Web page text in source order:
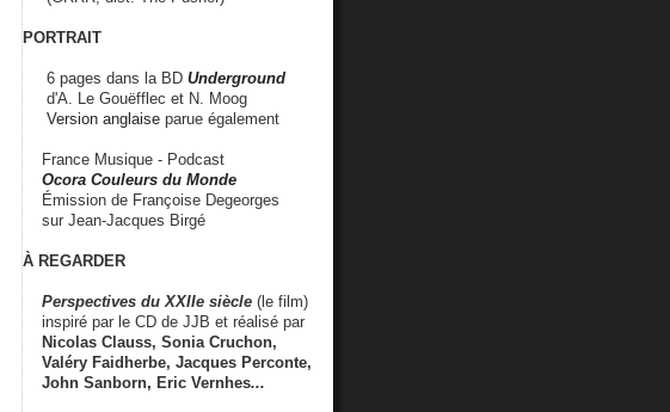
PORTRAIT
6 pages dans la BD Underground
d'A. Le Gouëfflec et N. Moog
Version anglaise parue également
France Musique - Podcast
Ocora Couleurs du Monde
Émission de Françoise Degeorges
sur Jean-Jacques Birgé
À REGARDER
Perspectives du XXIIe siècle (le film)
inspiré par le CD de JJB et réalisé par
Nicolas Clauss, Sonia Cruchon,
Valéry Faidherbe, Jacques Perconte,
John Sanborn, Eric Vernhes...